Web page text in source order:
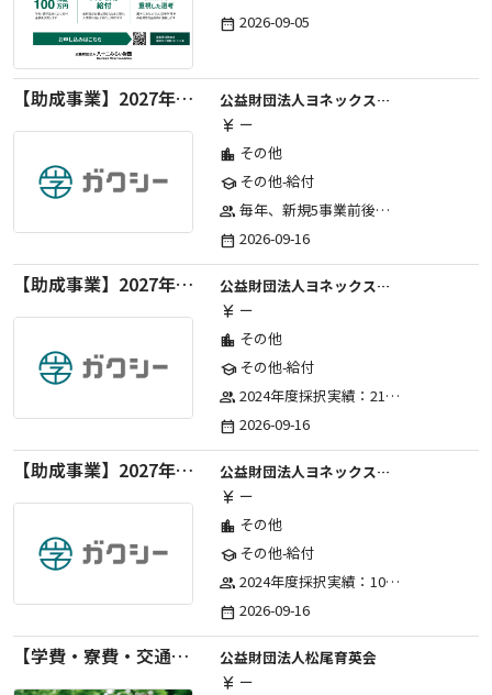
date_range 2026-09-05
【助成事業】2027年度中学校部活動の地域展開推進に関する助成金
公益財団法人ヨネックススポーツ振興財団
currency_yen ー
location_city その他
schoolその他-給付
group 毎年、新規5事業前後への助成金交付を予定とし、初年度5事業、2年目合計10事業前後、3年目合計15事業前後、4年目以降は15事業前後にて実施する。 2025年度採択実績：5事業、2026年度採択実績：5事業
date_range 2026-09-16
【助成事業】2027年度（通年）国際交流普及事業に関する助成金
公益財団法人ヨネックススポーツ振興財団
currency_yen ー
location_city その他
schoolその他-給付
group 2024年度採択実績：21事業（前期11・後期10）、2025年度採択実績：30事業（前期15・後期15）、2026年度採択実績：40事業 ※2026年度より、前期・後期の区分を廃止し、年1回の申請受付となりました。
date_range 2026-09-16
【助成事業】2027年度（通年）ジュニアスポーツ振興に関する助成金
公益財団法人ヨネックススポーツ振興財団
currency_yen ー
location_city その他
schoolその他-給付
group 2024年度採択実績：107事業（前期45・後期62）、2025年度採択実績：103事業（前期48・後期55）、2026年度採択実績：97事業 ※2026年度より、前期・後期の区分を廃止し、年1回の申請受付となりました。
date_range 2026-09-16
【学費・寮費・交通費給付】2027年度第71期育英生募集
公益財団法人松尾育英会
currency_yen ー